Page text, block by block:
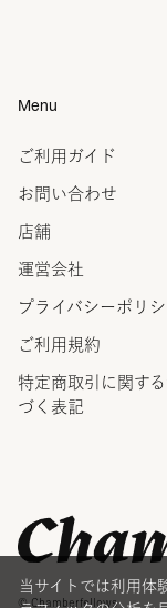
Menu
ご利用ガイド
お問い合わせ
店舗
運営会社
プライバシーポリ
ご利用規約
特定商取引に関す
づく表記
© Chamberfellows
当サイトでは利用体